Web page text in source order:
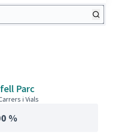
Parc
i Vials
%